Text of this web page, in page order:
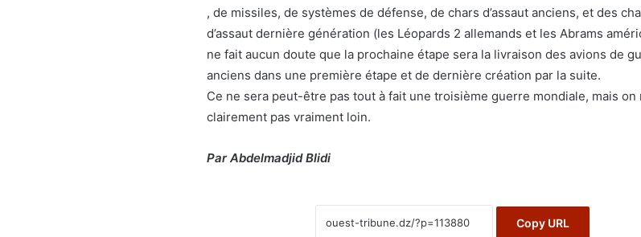
, de missiles, de systèmes de défense, de chars d’assaut anciens, et des
d’assaut dernière génération (les Léopards 2 allemands et les Abrams
ne fait aucun doute que la prochaine étape sera la livraison des avions de
anciens dans une première étape et de dernière création par la suite.
Ce ne sera peut-être pas tout à fait une troisième guerre mondiale, mais on
clairement pas vraiment loin.
Par Abdelmadjid Blidi
Copy URL